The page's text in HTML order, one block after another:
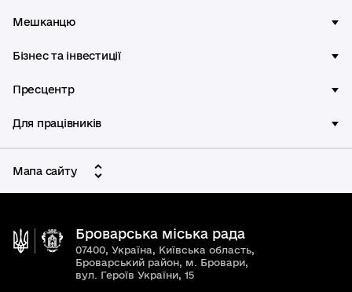
Мешканцю
Бізнес та інвестиції
Пресцентр
Для працівників
Мапа сайту
Броварська міська рада
07400, Україна, Київська область,
Броварський район, м. Бровари,
вул. Героїв України, 15